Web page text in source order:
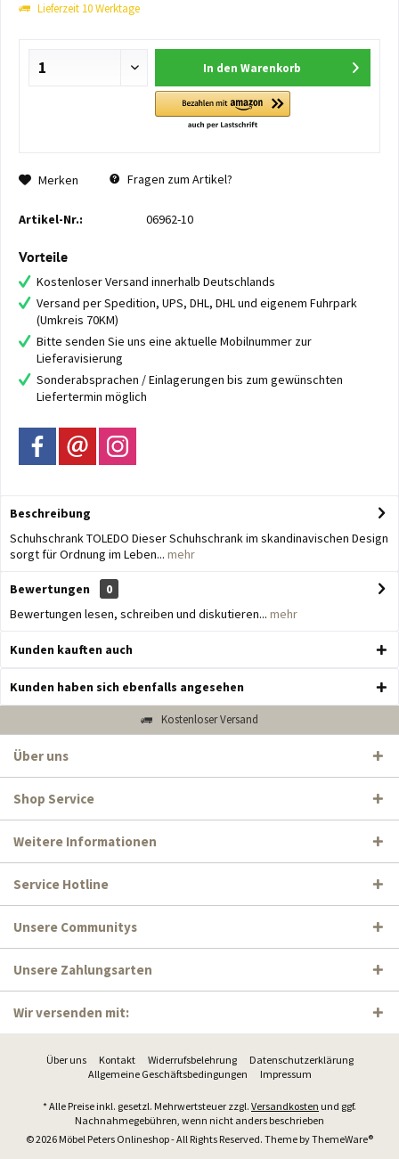
Lieferzeit 10 Werktage
In den Warenkorb
Merken Fragen zum Artikel?
Artikel-Nr.: 06962-10
Vorteile
Kostenloser Versand innerhalb Deutschlands
Versand per Spedition, UPS, DHL, DHL und eigenem Fuhrpark
(Umkreis 70KM)
Bitte senden Sie uns eine aktuelle Mobilnummer zur
Lieferavisierung
Sonderabsprachen / Einlagerungen bis zum gewünschten
Liefertermin möglich
Beschreibung
Schuhschrank TOLEDO Dieser Schuhschrank im skandinavischen Design
sorgt für Ordnung im Leben... mehr
Bewertungen
0
Bewertungen lesen, schreiben und diskutieren... mehr
Kunden kauften auch
Kunden haben sich ebenfalls angesehen
Kostenloser Versand
Über uns
Shop Service
Weitere Informationen
Service Hotline
Unsere Communitys
Unsere Zahlungsarten
Wir versenden mit:
Über uns Kontakt Widerrufsbelehrung
Datenschutzerklärung
Allgemeine Geschäftsbedingungen
Impressum
* Alle Preise inkl. gesetzl. Mehrwertsteuer zzgl. Versandkosten und ggf.
Nachnahmegebühren, wenn nicht anders beschrieben
© 2026 Möbel Peters Onlineshop - All Rights Reserved. Theme byThemeWare®